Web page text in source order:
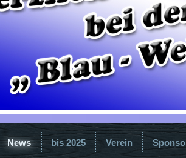
News bis 2025 Verein